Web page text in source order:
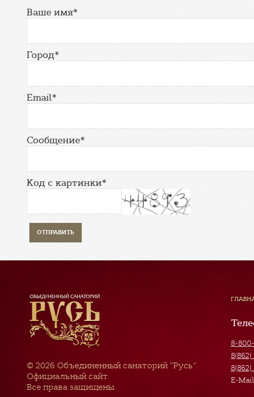
Ваше имя*
Город*
Email*
Сообщение*
Код с картинки*
© 2026 Объединенный санаторий “Русь”.
Официальный сайт.
Все права защищены.
8-
E-